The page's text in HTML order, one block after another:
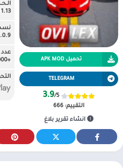
تحميل APK MOD
TELEGRAM
3.9/5
التقييم: 666
انشاء تقرير بلاغ
1.13 GB
1.0.9 اموال غير
عدد
+500,000